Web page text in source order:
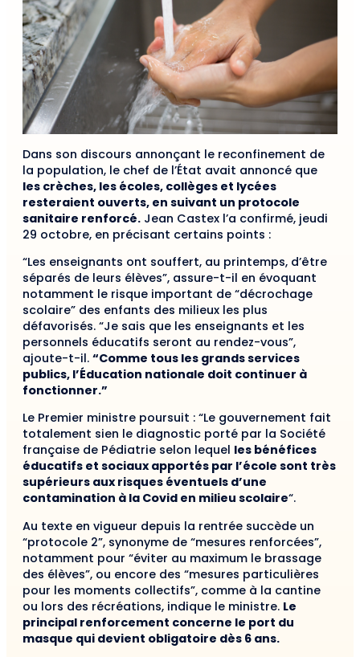
Dans son discours annonçant le reconfinement de
la population, le chef de l’État avait annoncé que
les crèches, les écoles, collèges et lycées
resteraient ouverts, en suivant un protocole
sanitaire renforcé. Jean Castex l’a confirmé, jeudi
29 octobre, en précisant certains points :
“Les enseignants ont souffert, au printemps, d’être
séparés de leurs élèves”, assure-t-il en évoquant
notamment le risque important de “décrochage
scolaire” des enfants des milieux les plus
défavorisés. “Je sais que les enseignants et les
personnels éducatifs seront au rendez-vous”,
ajoute-t-il. “Comme tous les grands services
publics, l’Éducation nationale doit continuer à
fonctionner.”
Le Premier ministre poursuit : “Le gouvernement fait
totalement sien le diagnostic porté par la Société
française de Pédiatrie selon lequel les bénéfices
éducatifs et sociaux apportés par l’école sont très
supérieurs aux risques éventuels d’une
contamination à la Covid en milieu scolaire“.
Au texte en vigueur depuis la rentrée succède un
“protocole 2”, synonyme de “mesures renforcées”,
notamment pour “éviter au maximum le brassage
des élèves”, ou encore des “mesures particulières
pour les moments collectifs”, comme à la cantine
ou lors des récréations, indique le ministre. Le
principal renforcement concerne le port du
masque qui devient obligatoire dès 6 ans.